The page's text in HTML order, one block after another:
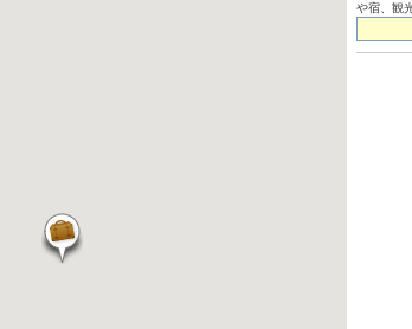
や宿、観